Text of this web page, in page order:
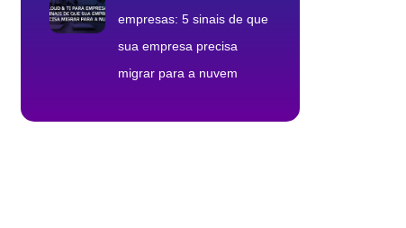
empresas: 5 sinais de que
sua empresa precisa
migrar para a nuvem